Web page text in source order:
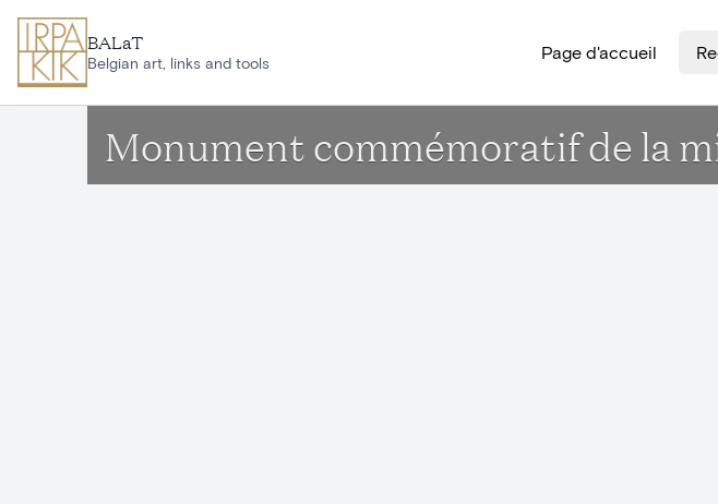
BALaT
Belgian art, links and tools
Page d'accueil
Monument commémoratif de la